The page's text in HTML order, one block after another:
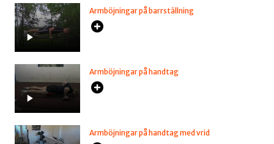
Armböjningar på barrställning
Armböjningar på handtag
Armböjningar på handtag med vrid